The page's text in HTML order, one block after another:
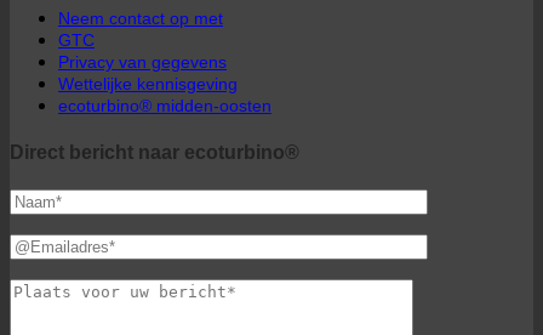
Neem contact op met
GTC
Privacy van gegevens
Wettelijke kennisgeving